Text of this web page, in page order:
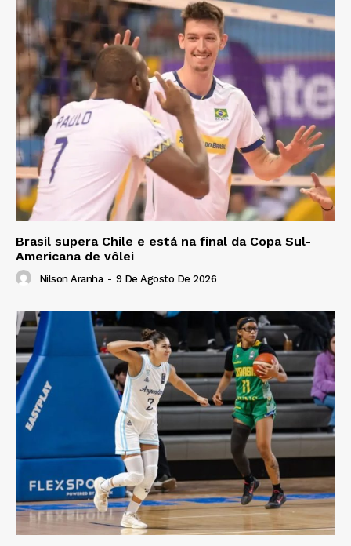
Brasil supera Chile e está na final da Copa Sul-
Americana de vôlei
Nilson Aranha - 9 De Agosto De 2026